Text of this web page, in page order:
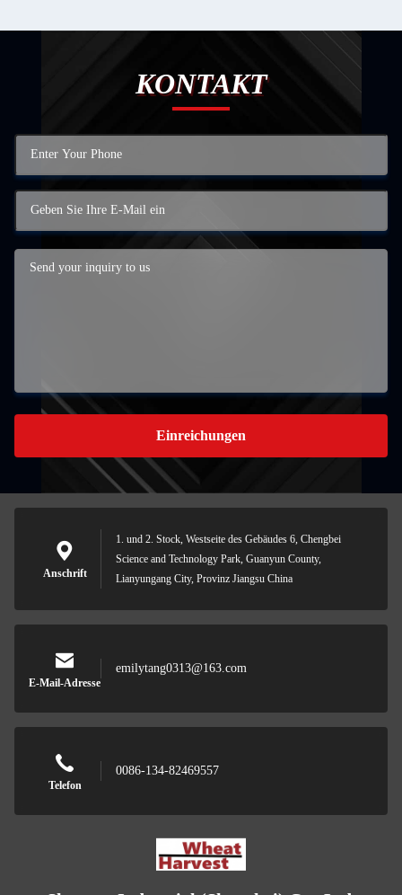
KONTAKT
Einreichungen
Anschrift
1. und 2. Stock, Westseite des Gebäudes 6, Chengbei
Science and Technology Park, Guanyun County,
Lianyungang City, Provinz Jiangsu China
E-Mail-Adresse
emilytang0313@163.com
Telefon
0086-134-82469557